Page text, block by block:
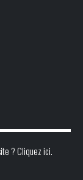
? Cliquez ici.